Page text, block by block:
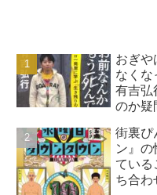
おぎや
なくな
有吉弘
のか疑
街裏ぴ
ン』
ている
ち合わ